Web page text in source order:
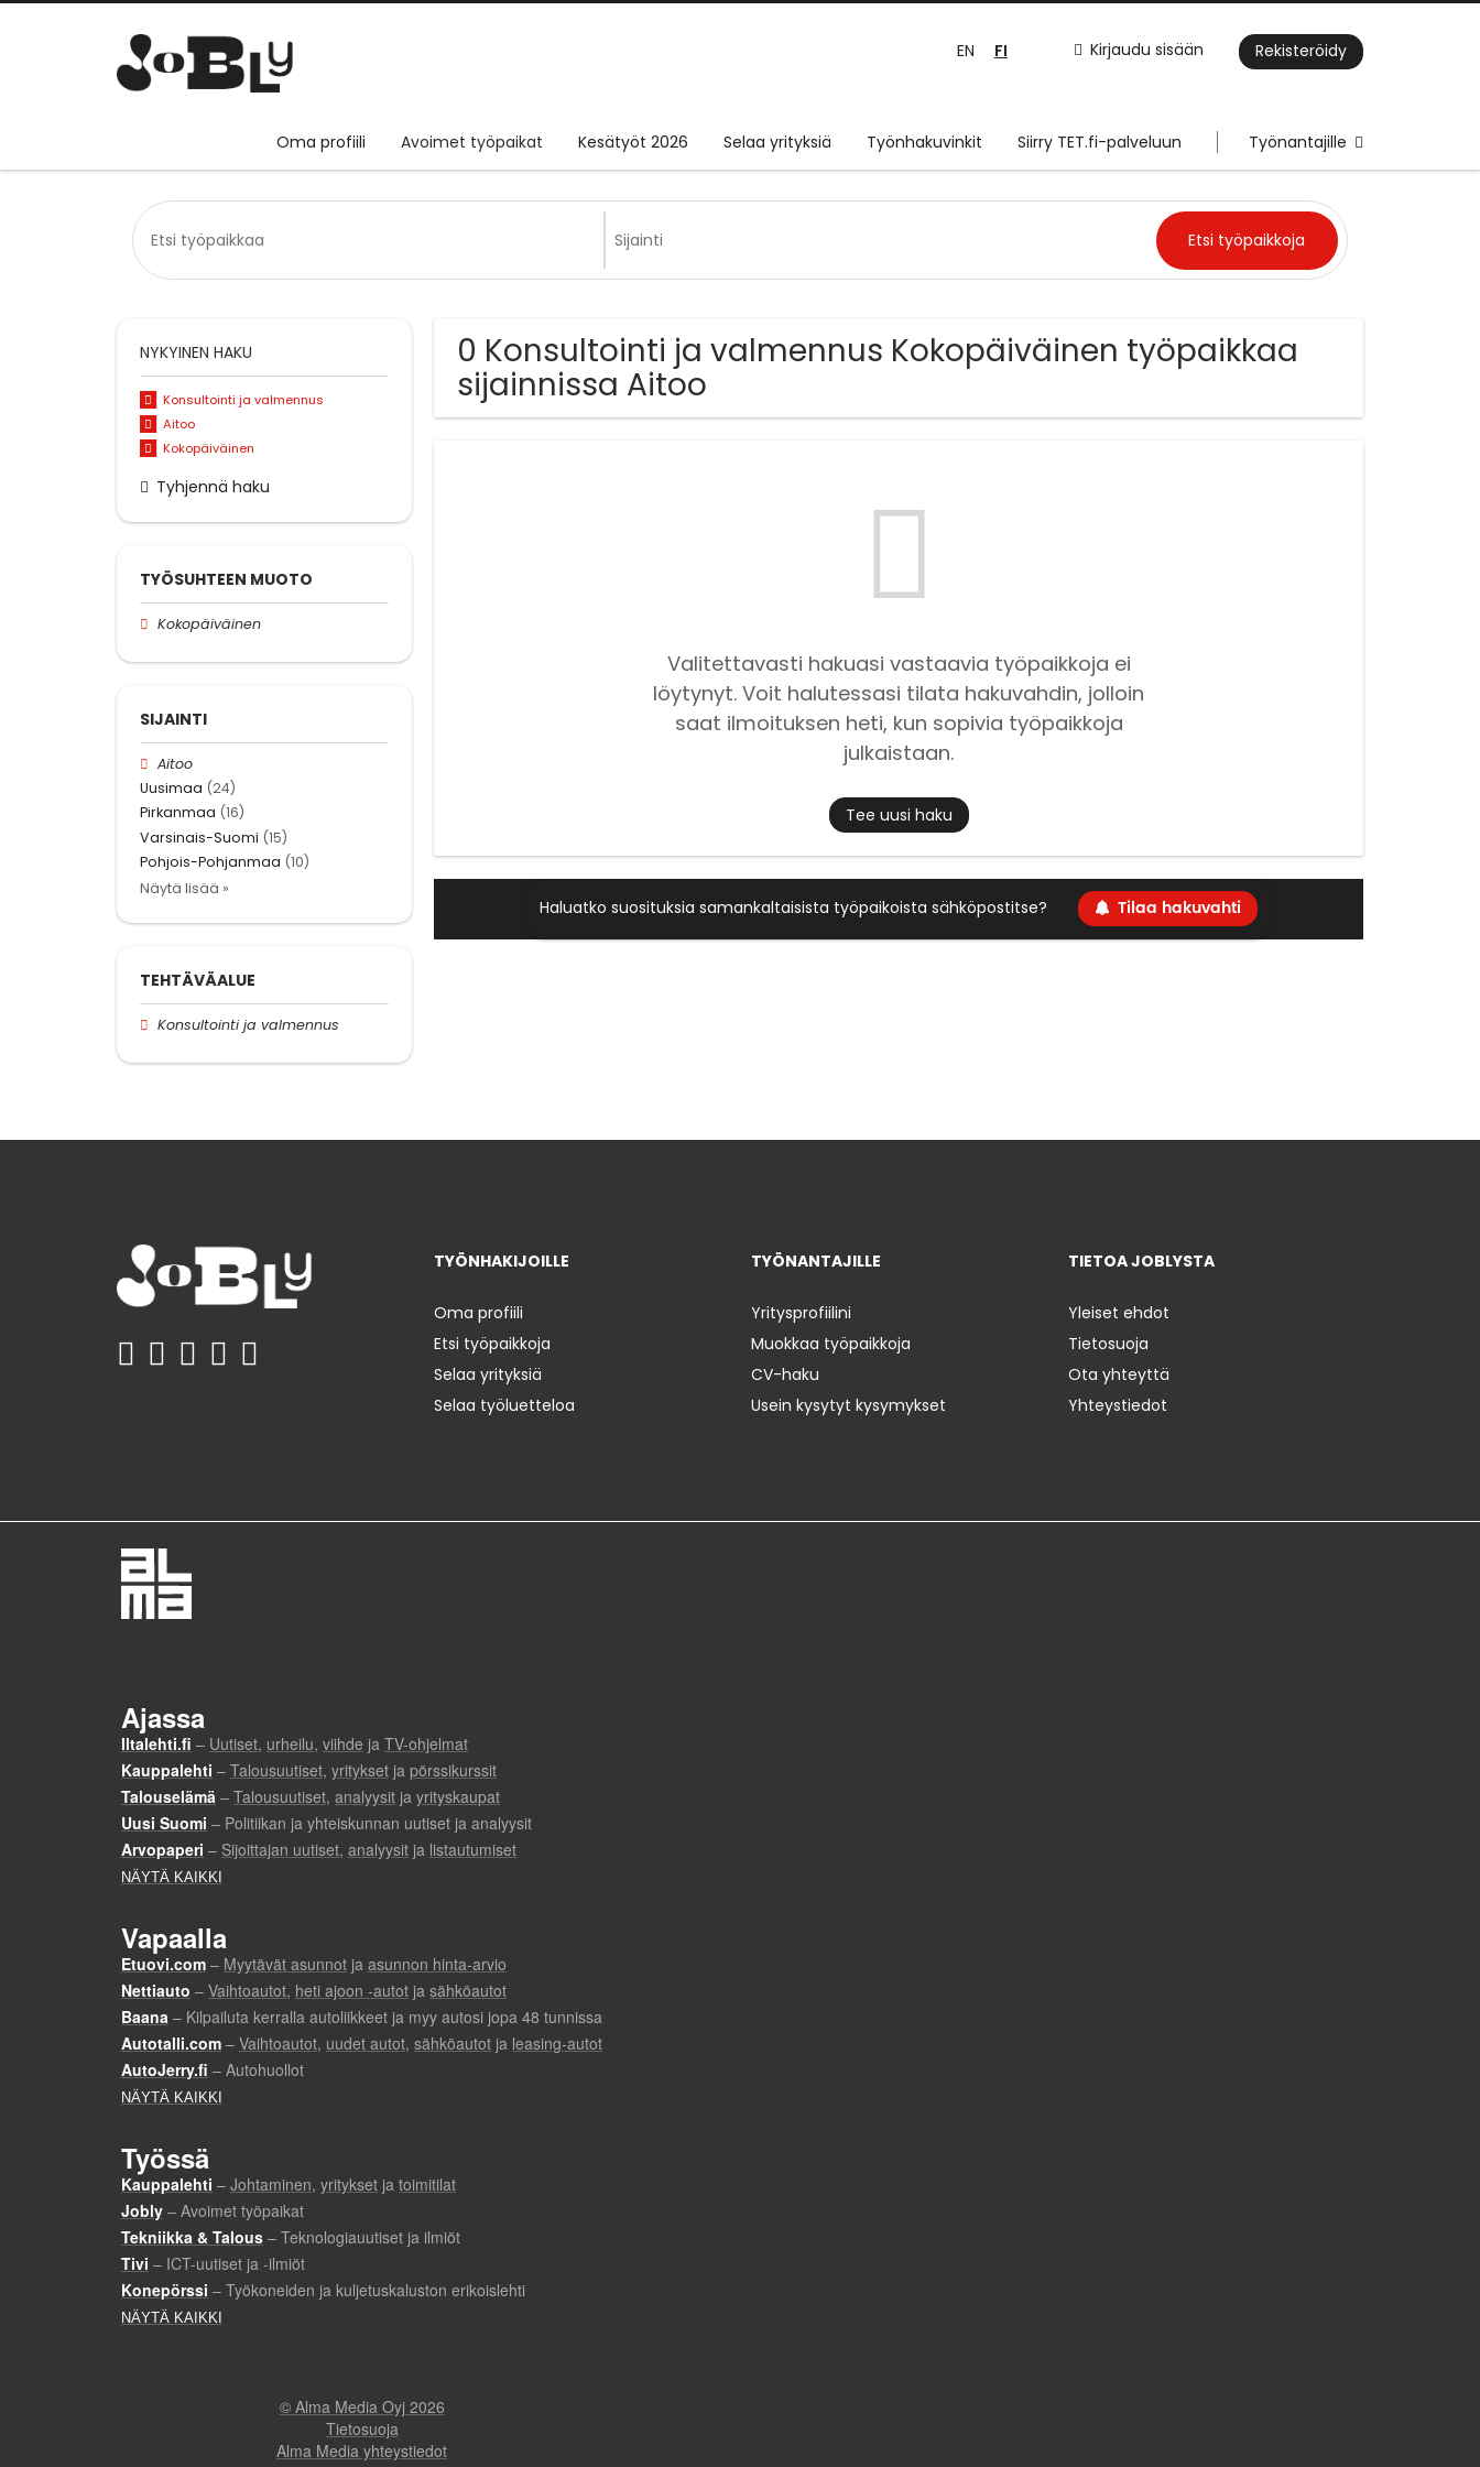
Kirjaudu sisään Rekisteröidy
EN FI
Oma profiili Avoimet työpaikat Kesätyöt 2026 Selaa yrityksiä Työnhakuvinkit Siirry TET.fi-palveluun Työnantajille
0 Konsultointi ja valmennus Kokopäiväinen työpaikkaa
sijainnissa Aitoo
Valitettavasti hakuasi vastaavia työpaikkoja ei
löytynyt. Voit halutessasi tilata hakuvahdin, jolloin
saat ilmoituksen heti, kun sopivia työpaikkoja
julkaistaan.
Tee uusi haku
Haluatko suosituksia samankaltaisista työpaikoista sähköpostitse? Tilaa hakuvahti
NYKYINEN HAKU
Konsultointi ja valmennus
Aitoo
Kokopäiväinen
Tyhjennä haku
TYÖSUHTEEN MUOTO
Kokopäiväinen
SIJAINTI
Aitoo
Uusimaa (24)
Pirkanmaa (16)
Varsinais-Suomi (15)
Pohjois-Pohjanmaa (10)
Näytä lisää »
TEHTÄVÄALUE
Konsultointi ja valmennus
TYÖNHAKIJOILLE
Oma profiili
Etsi työpaikkoja
Selaa yrityksiä
Selaa työluetteloa
TYÖNANTAJILLE
Yritysprofiilini
Muokkaa työpaikkoja
CV-haku
Usein kysytyt kysymykset
TIETOA JOBLYSTA
Yleiset ehdot
Tietosuoja
Ota yhteyttä
Yhteystiedot